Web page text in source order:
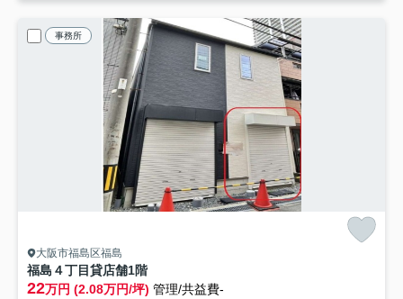
事務所
大阪市福島区福島
福島４丁目貸店舗1階
22万円 (2.08万円/坪) 管理/共益費-